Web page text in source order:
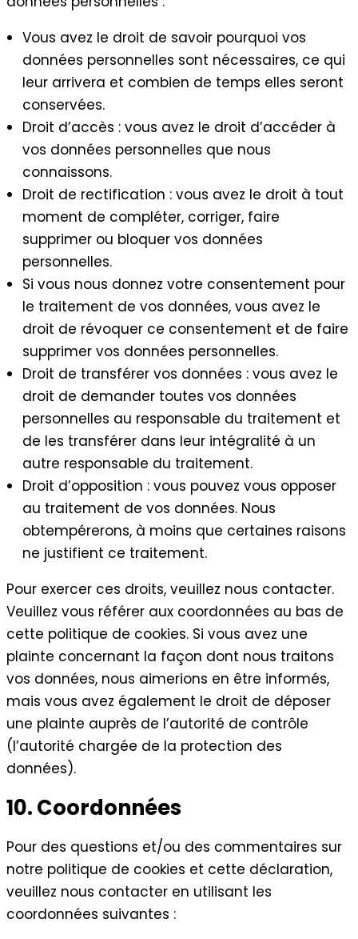
Vous avez le droit de savoir pourquoi vos
données personnelles sont nécessaires, ce qui
leur arrivera et combien de temps elles seront
conservées.
Droit d’accès : vous avez le droit d’accéder à
vos données personnelles que nous
connaissons.
Droit de rectification : vous avez le droit à tout
moment de compléter, corriger, faire
supprimer ou bloquer vos données
personnelles.
Si vous nous donnez votre consentement pour
le traitement de vos données, vous avez le
droit de révoquer ce consentement et de faire
supprimer vos données personnelles.
Droit de transférer vos données : vous avez le
droit de demander toutes vos données
personnelles au responsable du traitement et
de les transférer dans leur intégralité à un
autre responsable du traitement.
Droit d’opposition : vous pouvez vous opposer
au traitement de vos données. Nous
obtempérerons, à moins que certaines raisons
ne justifient ce traitement.
Pour exercer ces droits, veuillez nous contacter.
Veuillez vous référer aux coordonnées au bas de
cette politique de cookies. Si vous avez une
plainte concernant la façon dont nous traitons
vos données, nous aimerions en être informés,
mais vous avez également le droit de déposer
une plainte auprès de l’autorité de contrôle
(l’autorité chargée de la protection des
données).
10. Coordonnées
Pour des questions et/ou des commentaires sur
notre politique de cookies et cette déclaration,
veuillez nous contacter en utilisant les
coordonnées suivantes :